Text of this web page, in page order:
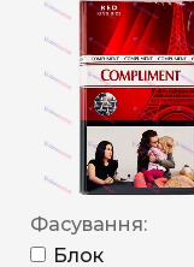
Фасування:
Блок